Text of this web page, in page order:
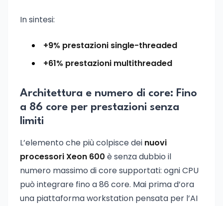
In sintesi:
+9% prestazioni single-threaded
+61% prestazioni multithreaded
Architettura e numero di core: Fino
a 86 core per prestazioni senza
limiti
L’elemento che più colpisce dei nuovi
processori Xeon 600 è senza dubbio il
numero massimo di core supportati: ogni CPU
può integrare fino a 86 core. Mai prima d’ora
una piattaforma workstation pensata per l’AI